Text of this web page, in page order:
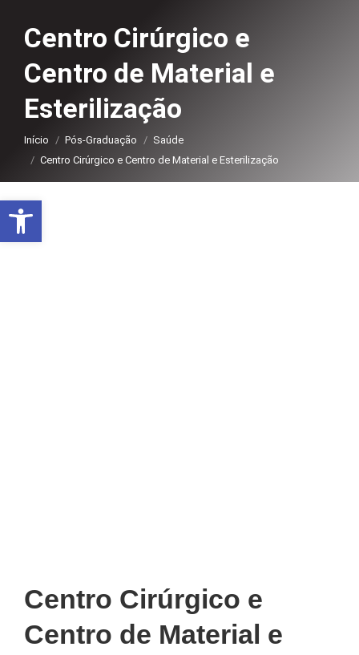
Centro Cirúrgico e
Centro de Material e
Esterilização
Você está aqui:
Início Pós-Graduação
Saúde
Centro Cirúrgico e Centro de Material e Esterilização
Centro Cirúrgico e
Centro de Material e
Abrir a barra de ferramentas